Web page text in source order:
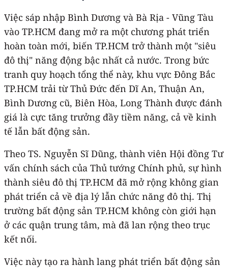
Việc sáp nhập Bình Dương và Bà Rịa - Vũng Tàu
vào TP.HCM đang mở ra một chương phát triển
hoàn toàn mới, biến TP.HCM trở thành một "siêu
đô thị" năng động bậc nhất cả nước. Trong bức
tranh quy hoạch tổng thể này, khu vực Đông Bắc
TP.HCM trải từ Thủ Đức đến Dĩ An, Thuận An,
Bình Dương cũ, Biên Hòa, Long Thành được đánh
giá là cực tăng trưởng đầy tiềm năng, cả về kinh
tế lẫn bất động sản.
Theo TS. Nguyễn Sĩ Dũng, thành viên Hội đồng Tư
vấn chính sách của Thủ tướng Chính phủ, sự hình
thành siêu đô thị TP.HCM đã mở rộng không gian
phát triển cả về địa lý lẫn chức năng đô thị. Thị
trường bất động sản TP.HCM không còn giới hạn
ở các quận trung tâm, mà đã lan rộng theo trục
kết nối.
Việc này tạo ra hành lang phát triển bất động sản